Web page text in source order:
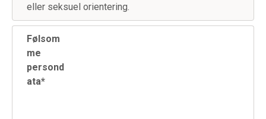
eller seksuel orientering.
Følsom
me
persond
ata*